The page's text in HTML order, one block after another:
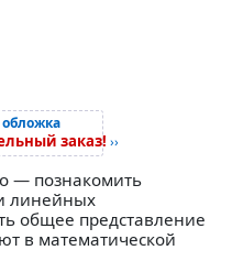
заказ! ››
— познакомить
линейных
общее представление
в математической